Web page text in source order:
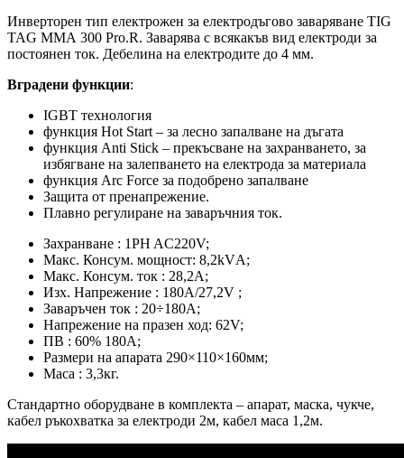
Инверторен тип електрожен за електродъгово заваряване TIG
TAG ММА 300 Pro.R. Заварява с всякакъв вид електроди за
постоянен ток. Дебелина на електродите до 4 мм.
Вградени функции:
IGBT технология
функция Hot Start – за лесно запалване на дъгата
функция Anti Stick – прекъсване на захранването, за
избягване на залепването на електрода за материала
функция Arc Force за подобрено запалване
Защита от пренапрежение.
Плавно регулиране на заваръчния ток.
Захранване : 1PH AC220V;
Макс. Консум. мощност: 8,2kVА;
Макс. Консум. ток : 28,2А;
Изх. Напрежение : 180А/27,2V ;
Заваръчен ток : 20÷180А;
Напрежение на празен ход: 62V;
ПВ : 60% 180А;
Размери на апарата 290×110×160мм;
Маса : 3,3кг.
Стандартно оборудване в комплекта – апарат, маска, чукче,
кабел ръкохватка за електроди 2м, кабел маса 1,2м.